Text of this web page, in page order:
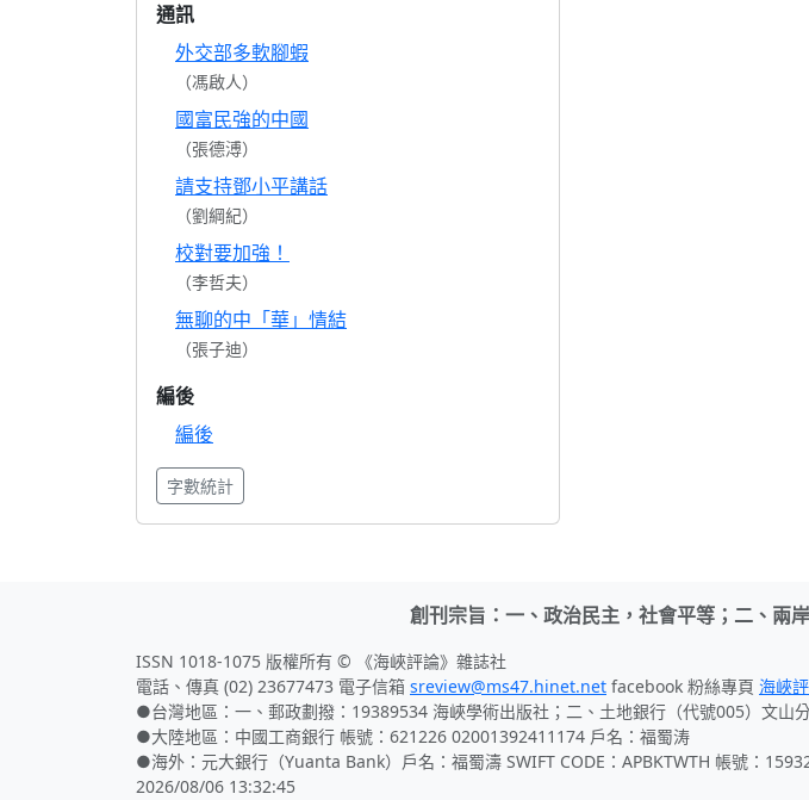
通訊
外交部多軟腳蝦
（馮啟人）
國富民強的中國
（張德溥）
請支持鄧小平講話
（劉綱紀）
校對要加強！
（李哲夫）
無聊的中「華」情結
（張子迪）
編後
編後
字數統計
創刊宗旨：一、政治民主，社會平等；二、兩
ISSN 1018-1075 版權所有 © 《海峽評論》雜誌社
電話、傳真 (02) 23677473 電子信箱 sreview@ms47.hinet.net facebook 粉絲專頁 海峽
●台灣地區：一、郵政劃撥：19389534 海峽學術出版社；二、土地銀行（代號005）文山
●大陸地區：中國工商銀行 帳號：621226 02001392411174 戶名：福蜀涛
●海外：元大銀行（Yuanta Bank）戶名：福蜀濤 SWIFT CODE：APBKTWTH 帳號：
2026/08/06 13:32:45